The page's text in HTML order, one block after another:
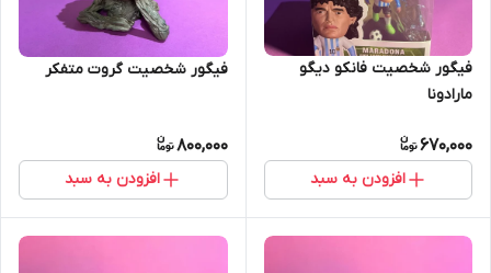
فیگور شخصیت فانکو دیگو
مارادونا
670,000
افزودن به سبد
فیگور شخصیت گروت متفکر
800,000
افزودن به سبد